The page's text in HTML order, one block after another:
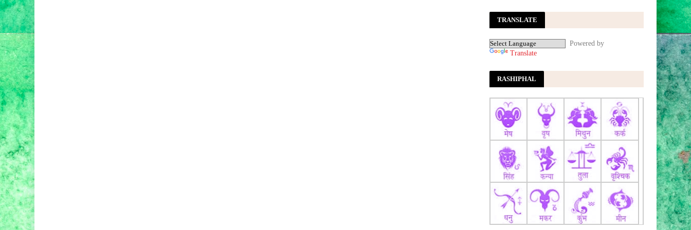
भारत के FCRA बिल से तिलमिला उठा ट्रंप का
FCRA Amendment Bill 2026: विपक्ष से
पड़ी सरकार, बदलाव के दिए संकेत Jansatta
कन्या राशि वालों पर किस्मत मेहरबान, वृश्चिक
राशि रहे सतर्क और मिथुन राशि - India TV
Hindi
05 अगस्त 2026 का राशिफल: आज मकर और
कन्या राशि वालों पर किस्मत मेहरबान, वृश्चिक
राशि रहे सतर्क और मिथुन राशि
India TV
Hindi
Aaj ka Rashifal 6 अगस्त 2026: कुंभ राशि
वालों का सम्मान बढ़ेगा, जानें क्या कहती है आपकी
राशि
Aaj Tak News
गुरुवार के दिन बुलंद रहेंगे इन 4 राशियों के भाग्य
TRANSLATE
Powered by
Translate
RASHIPHAL